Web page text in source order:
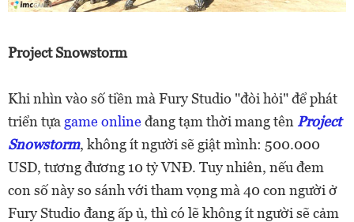
Project Snowstorm
Khi nhìn vào số tiền mà Fury Studio "đòi hỏi" để phát
triển tựa game onlineđang tạm thời mang tên Project
Snowstorm, không ít người sẽ giật mình: 500.000
USD, tương đương 10 tỷ VNĐ. Tuy nhiên, nếu đem
con số này so sánh với tham vọng mà 40 con người ở
Fury Studio đang ấp ủ, thì có lẽ không ít người sẽ cảm